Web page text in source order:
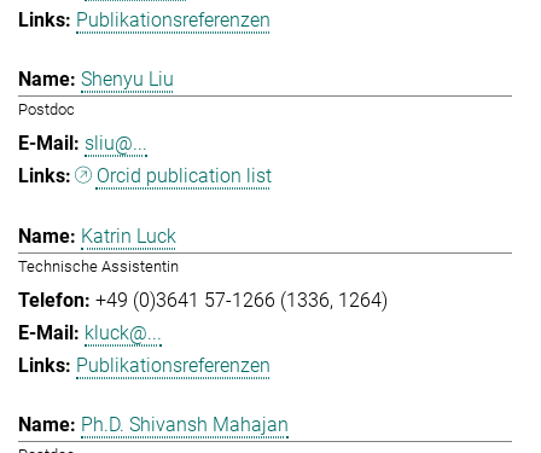
Publikationsreferenzen
Shenyu Liu
Postdoc
sliu@...
Orcid publication list
Katrin Luck
Technische Assistentin
+49 (0)3641 57-1266 (1336, 1264)
kluck@...
Publikationsreferenzen
Ph.D. Shivansh Mahajan